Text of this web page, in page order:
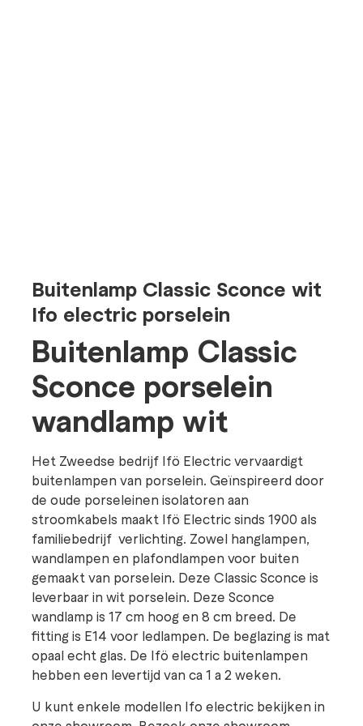
Buitenlamp Classic Sconce wit
Ifo electric porselein
Buitenlamp Classic
Sconce porselein
wandlamp wit
Het Zweedse bedrijf Ifö Electric vervaardigt
buitenlampen van porselein. Geïnspireerd door
de oude porseleinen isolatoren aan
stroomkabels maakt Ifö Electric sinds 1900 als
familiebedrijf verlichting. Zowel hanglampen,
wandlampen en plafondlampen voor buiten
gemaakt van porselein. Deze Classic Sconce is
leverbaar in wit porselein. Deze Sconce
wandlamp is 17 cm hoog en 8 cm breed. De
fitting is E14 voor ledlampen. De beglazing is mat
opaal echt glas. De Ifö electric buitenlampen
hebben een levertijd van ca 1 a 2 weken.
U kunt enkele modellen Ifo electric bekijken in